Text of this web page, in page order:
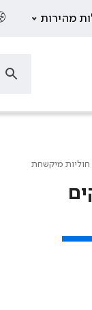
מהירות
מיקשחת